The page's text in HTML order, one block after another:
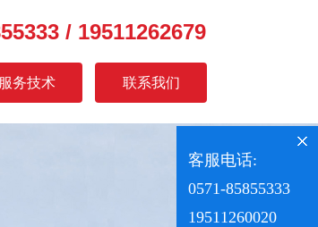
/ 19511262679
服务技术 联系我们
客服电话:
0571-85855333
19511260020